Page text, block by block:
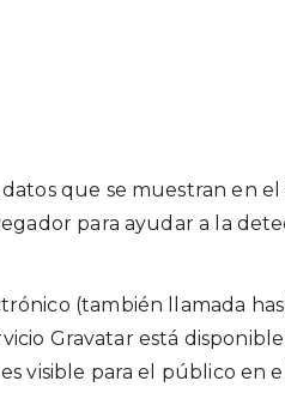
que se muestran en
para ayudar a la
(también llamada
Gravatar está
visible para el público en